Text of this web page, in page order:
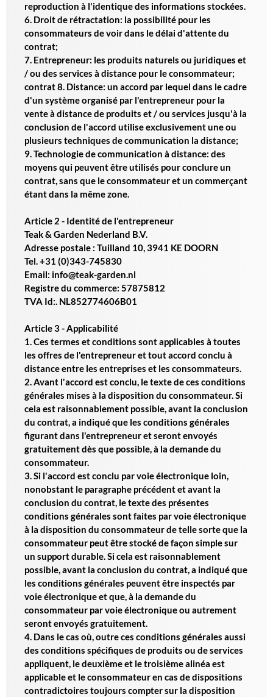
reproduction à l'identique des informations stockées.
6. Droit de rétractation: la possibilité pour les
consommateurs de voir dans le délai d'attente du
contrat;
7. Entrepreneur: les produits naturels ou juridiques et
/ ou des services à distance pour le consommateur;
contrat 8. Distance: un accord par lequel dans le cadre
d'un système organisé par l'entrepreneur pour la
vente à distance de produits et / ou services jusqu'à la
conclusion de l'accord utilise exclusivement une ou
plusieurs techniques de communication la distance;
9. Technologie de communication à distance: des
moyens qui peuvent être utilisés pour conclure un
contrat, sans que le consommateur et un commerçant
étant dans la même zone.
Article 2 - Identité de l'entrepreneur
Teak & Garden Nederland B.V.
Adresse postale : Tuilland 10, 3941 KE DOORN
Tel. +31 (0)343-745830
Email: info@teak-garden.nl
Registre du commerce: 57875812
TVA Id:. NL852774606B01
Article 3 - Applicabilité
1. Ces termes et conditions sont applicables à toutes
les offres de l'entrepreneur et tout accord conclu à
distance entre les entreprises et les consommateurs.
2. Avant l'accord est conclu, le texte de ces conditions
générales mises à la disposition du consommateur. Si
cela est raisonnablement possible, avant la conclusion
du contrat, a indiqué que les conditions générales
figurant dans l'entrepreneur et seront envoyés
gratuitement dès que possible, à la demande du
consommateur.
3. Si l'accord est conclu par voie électronique loin,
nonobstant le paragraphe précédent et avant la
conclusion du contrat, le texte des présentes
conditions générales sont faites par voie électronique
à la disposition du consommateur de telle sorte que la
consommateur peut être stocké de façon simple sur
un support durable. Si cela est raisonnablement
possible, avant la conclusion du contrat, a indiqué que
les conditions générales peuvent être inspectés par
voie électronique et que, à la demande du
consommateur par voie électronique ou autrement
seront envoyés gratuitement.
4. Dans le cas où, outre ces conditions générales aussi
des conditions spécifiques de produits ou de services
appliquent, le deuxième et le troisième alinéa est
applicable et le consommateur en cas de dispositions
contradictoires toujours compter sur la disposition